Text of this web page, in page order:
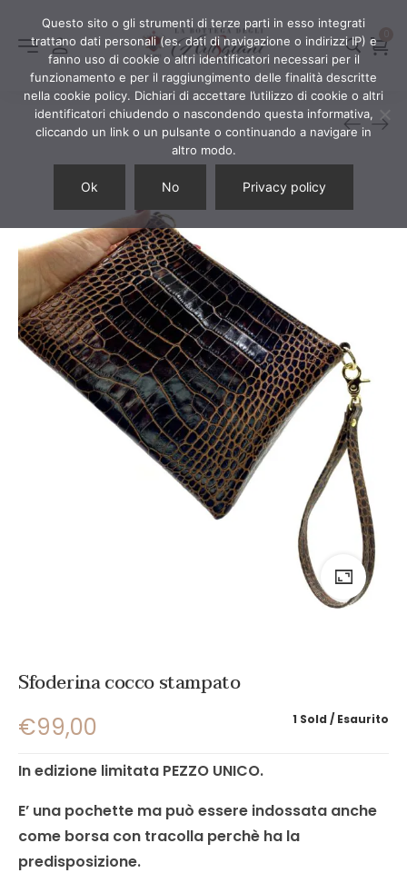
Sfoderina cocco stampato
1 Sold Esaurito
€99,00
In edizione limitata PEZZO UNICO.
E’ una pochette ma può essere indossata anche
come borsa con tracolla perchè ha la
predisposizione.
Questo sito o gli strumenti di terze parti in esso integrati
trattano dati personali (es. dati di navigazione o indirizzi IP) e
fanno uso di cookie o altri identificatori necessari per il
funzionamento e per il raggiungimento delle finalità descritte
nella cookie policy. Dichiari di accettare l’utilizzo di cookie o altri
identificatori chiudendo o nascondendo questa informativa,
cliccando un link o un pulsante o continuando a navigare in
altro modo.
Ok No Privacy policy